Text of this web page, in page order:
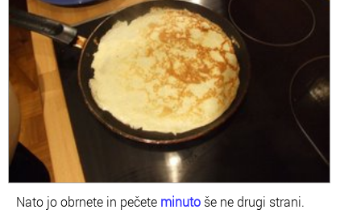
Nato jo obrnete in pečete minuto še ne drugi strani.